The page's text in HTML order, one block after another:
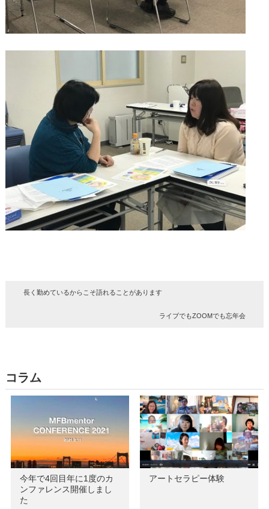
長く勤めているからこそ語れることがあります
ライブでもZOOMでも忘年会
コラム
今年で4回目年に1度のカ
ンファレンス開催しまし
た
アートセラピー体験